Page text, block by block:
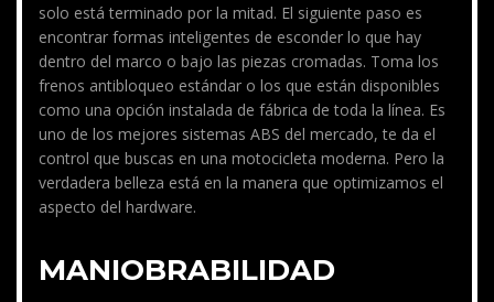
solo está terminado por la mitad. El siguiente paso es
encontrar formas inteligentes de esconder lo que hay
dentro del marco o bajo las piezas cromadas. Toma los
frenos antibloqueo estándar o los que están disponibles
como una opción instalada de fábrica de toda la línea. Es
uno de los mejores sistemas ABS del mercado, te da el
control que buscas en una motocicleta moderna. Pero la
verdadera belleza está en la manera que optimizamos el
aspecto del hardware.
MANIOBRABILIDAD